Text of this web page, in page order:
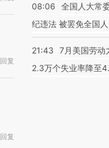
回复
回复
08:06
全国人大常
纪违法 被罢免全国
21:43
7月美国劳动
2.3万个失业率降至